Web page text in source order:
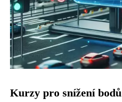
Kurzy pro snížení bodů